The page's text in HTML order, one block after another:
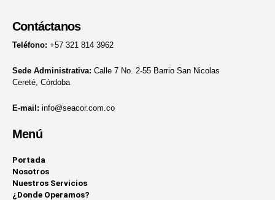
Contáctanos
Teléfono: +57 321 814 3962
Sede Administrativa: Calle 7 No. 2-55 Barrio San Nicolas
Cereté, Córdoba
E-mail: info@seacor.com.co
Menú
Portada
Nosotros
Nuestros Servicios
¿Donde Operamos?